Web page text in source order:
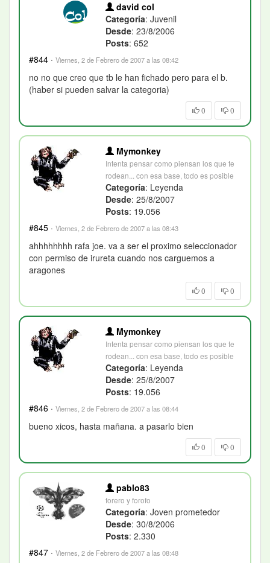
david col
Categoría: Juvenil
Desde: 23/8/2006
Posts: 652
#844 · Viernes, 2 de Febrero de 2007 a las 08:42
no no que creo que tb le han fichado pero para el b.
(haber si pueden salvar la categoria)
0 0
Mymonkey
Intenta pensar como piensan los que te
rodean... con esa base, todo es posible
Categoría: Leyenda
Desde: 25/8/2007
Posts: 19.056
#845 · Viernes, 2 de Febrero de 2007 a las 08:43
ahhhhhhhh rafa joe. va a ser el proximo seleccionador
con permiso de irureta cuando nos carguemos a
aragones
0 0
Mymonkey
Intenta pensar como piensan los que te
rodean... con esa base, todo es posible
Categoría: Leyenda
Desde: 25/8/2007
Posts: 19.056
#846 · Viernes, 2 de Febrero de 2007 a las 08:44
bueno xicos, hasta mañana. a pasarlo bien
0 0
pablo83
forero y forofo
Categoría: Joven prometedor
Desde: 30/8/2006
Posts: 2.330
#847 · Viernes, 2 de Febrero de 2007 a las 08:48